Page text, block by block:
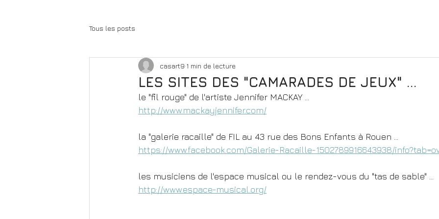
Tous les posts
LES SITES DES "CAMARADES DE JEUX" ...
casart9 1 min de lecture
​le "fil rouge" de l'artiste Jennifer MACKAY ...
http://www.mackayjennifer.com/
la "galerie racaille" de FIL au 43 rue des Bons Enfants à Rouen ...
https://www.facebook.com/Galerie-Racaille-1502789916643938/
les musiciens de l'espace musical ou le rendez-vous du "tas de sable" ...
http://www.espace-musical.org/